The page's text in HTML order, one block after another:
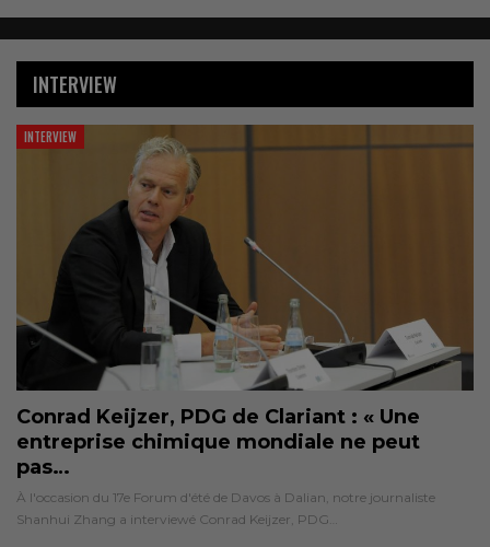
INTERVIEW
INTERVIEW
Conrad Keijzer, PDG de Clariant : « Une
entreprise chimique mondiale ne peut
pas…
À l'occasion du 17e Forum d'été de Davos à Dalian, notre journaliste
Shanhui Zhang a interviewé Conrad Keijzer, PDG…